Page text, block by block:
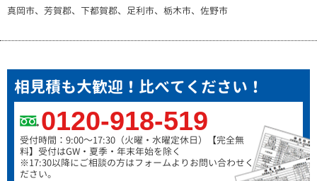
真岡市、芳賀郡、下都賀郡、足利市、栃木市、佐野市
相見積も大歓迎！比べてください！
0120-918-519
受付時間：9:00～17:30（火曜・水曜定休日）
【完全無
料】受付はGW・夏季・年末年始を除く
※17:30以降にご相談の方はフォームよりお問い合わせく
ださい。